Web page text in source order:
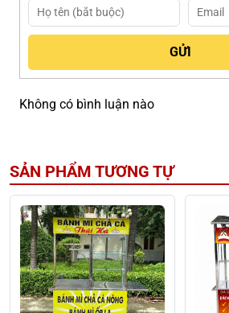
Không có bình luận nào
SẢN PHẨM TƯƠNG TỰ